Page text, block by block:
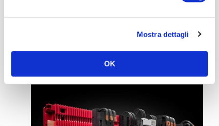
Mostra dettagli
OK